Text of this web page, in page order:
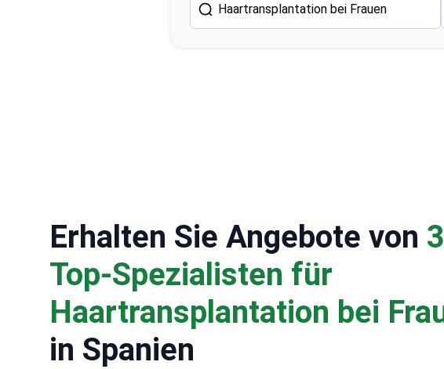
Erhalten Sie Angebote von 3
Top-Spezialisten für
Haartransplantation bei
in Spanien